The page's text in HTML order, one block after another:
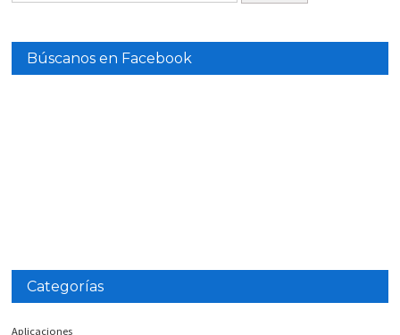
Búscanos en Facebook
Categorías
Aplicaciones